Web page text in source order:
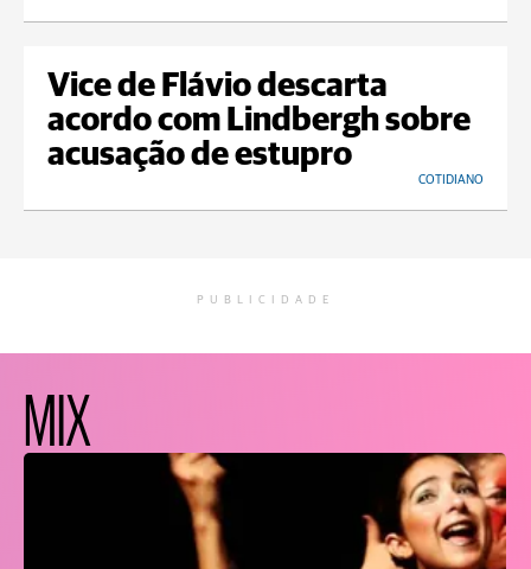
Vice de Flávio descarta
acordo com Lindbergh sobre
acusação de estupro
COTIDIANO
PUBLICIDADE
MIX